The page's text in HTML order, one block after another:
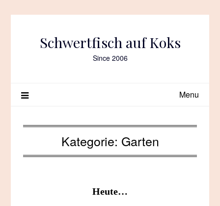
Schwertfisch auf Koks
Since 2006
Menu
Kategorie: Garten
Heute…